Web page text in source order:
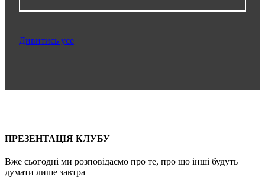
Дивитись усе
ПРЕЗЕНТАЦІЯ КЛУБУ
Вже сьогодні ми розповідаємо про те, про що інші будуть
думати лише завтра